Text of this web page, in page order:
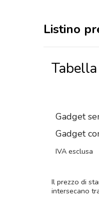
Listino
Gadget
Gadget
IVA esclusa
Il prezzo di
intersecano